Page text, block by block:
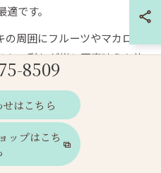
です。
周囲にフルーツやマカロン
と、彩りが増し写真映えも抜
スや食器とスタンドのデザイ
れ、より洗練された印象にな
めや盛り付けの工夫は、SNS
やテーブルのスペースを事
8509
はこちら
ップはこち